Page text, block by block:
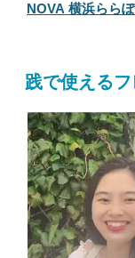
NOVA 横浜らら
践で使える